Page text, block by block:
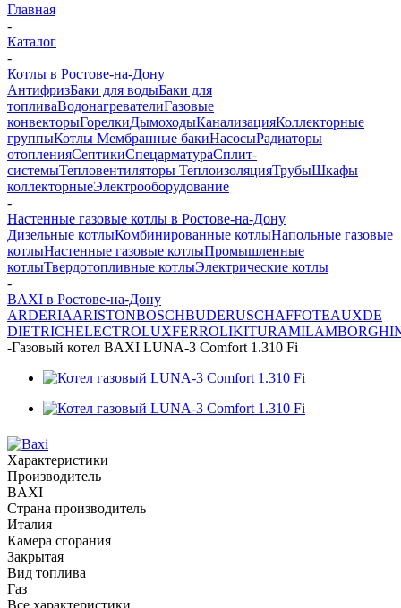
Главная
-
Каталог
-
Котлы в Ростове-на-Дону
АнтифризБаки для водыБаки для
топливаВодонагревателиГазовые
конвекторыГорелкиДымоходыКанализацияКоллекторные
группыКотлы Мембранные бакиНасосыРадиаторы
отопленияСептикиСпецарматураСплит-
системыТепловентиляторы ТеплоизоляцияТрубыШкафы
коллекторныеЭлектрооборудование
-
Настенные газовые котлы в Ростове-на-Дону
Дизельные котлыКомбинированные котлыНапольные газовые
котлыНастенные газовые котлыПромышленные
котлыТвердотопливные котлыЭлектрические котлы
-
BAXI в Ростове-на-Дону
ARDERIAARISTONBOSCHBUDERUSCHAFFOTEAUXDE
DIETRICHELECTROLUXFERROLIKITURAMI
-Газовый котел BAXI LUNA-3 Comfort 1.310 Fi
Характеристики
Производитель
BAXI
Страна производитель
Италия
Камера сгорания
Закрытая
Вид топлива
Газ
Все характеристики